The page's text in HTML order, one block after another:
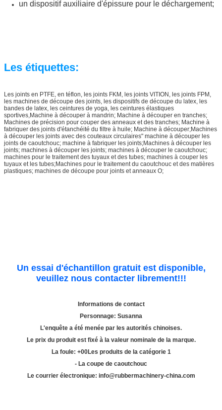
un dispositif auxiliaire d'épissure pour le déchargement;
Les étiquettes:
Les joints en PTFE, en téflon, les joints FKM, les joints VITION, les joints FPM,
les machines de découpe des joints, les dispositifs de découpe du latex, les
bandes de latex, les ceintures de yoga, les ceintures élastiques
sportives,Machine à découper à mandrin; Machine à découper en tranches;
Machines de précision pour couper des anneaux et des tranches; Machine à
fabriquer des joints d'étanchéité du filtre à huile; Machine à découper;Machines
à découper les joints avec des couteaux circulaires" machine à découper les
joints de caoutchouc; machine à fabriquer les joints;Machines à découper les
joints; machines à découper les joints; machines à découper le caoutchouc;
machines pour le traitement des tuyaux et des tubes; machines à couper les
tuyaux et les tubes;Machines pour le traitement du caoutchouc et des matières
plastiques; machines de découpe pour joints et anneaux O;
Un essai d'échantillon gratuit est disponible,
veuillez nous contacter librement!!!
Informations de contact
Personnage: Susanna
L'enquête a été menée par les autorités chinoises.
Le prix du produit est fixé à la valeur nominale de la marque.
La foule: +00Les produits de la catégorie 1
- La coupe de caoutchouc
Le courrier électronique: info@rubbermachinery-china.com